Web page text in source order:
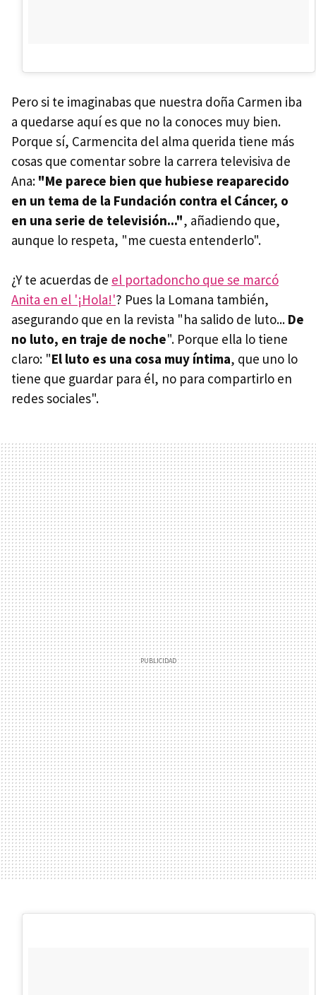
Pero si te imaginabas que nuestra doña Carmen iba
a quedarse aquí es que no la conoces muy bien.
Porque sí, Carmencita del alma querida tiene más
cosas que comentar sobre la carrera televisiva de
Ana: "Me parece bien que hubiese reaparecido
en un tema de la Fundación contra el Cáncer, o
en una serie de televisión...", añadiendo que,
aunque lo respeta, "me cuesta entenderlo".
¿Y te acuerdas de el portadoncho que se marcó
Anita en el '¡Hola!'? Pues la Lomana también,
asegurando que en la revista "ha salido de luto... De
no luto, en traje de noche". Porque ella lo tiene
claro: "El luto es una cosa muy íntima, que uno lo
tiene que guardar para él, no para compartirlo en
redes sociales".